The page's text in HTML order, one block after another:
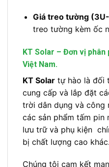
Giá treo tường
treo tường kèm ốc
KT Solar – Đơn vị phân
Việt Nam.
KT Solar tự hào là đối
cung cấp và lắp đặt
trời dân dụng và công
các sản phẩm tấm pin
lưu trữ và phụ kiện
bị chất lượng cao khác.
Chúng tôi cam kết